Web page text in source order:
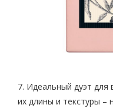
7. Идеальный дуэт
их длины и текстуры –